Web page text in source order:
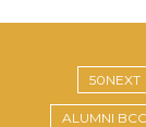
50NEXT
ALUMNI BCC